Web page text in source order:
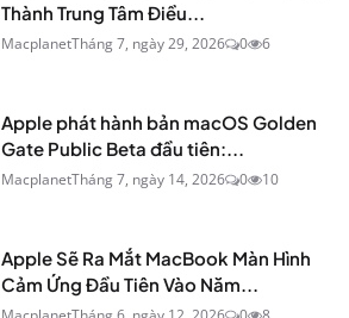
Thành Trung Tâm Điều...
MacplanetTháng 7, ngày 29, 2026 0 6
Apple phát hành bản macOS Golden
Gate Public Beta đầu tiên:...
MacplanetTháng 7, ngày 14, 2026 0 10
Apple Sẽ Ra Mắt MacBook Màn Hình
Cảm Ứng Đầu Tiên Vào Năm...